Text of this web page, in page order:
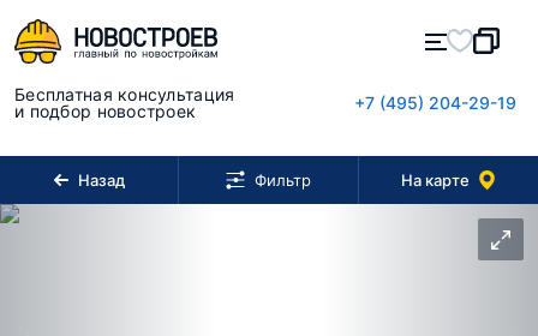
Бесплатная консультация
и подбор новостроек
+7 (495) 204-29-19
Назад Фильтр На карте